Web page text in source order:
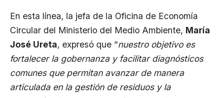
En esta línea, la jefa de la Oficina de Economía
Circular del Ministerio del Medio Ambiente, María
José Ureta, expresó que “nuestro objetivo es
fortalecer la gobernanza y facilitar diagnósticos
comunes que permitan avanzar de manera
articulada en la gestión de residuos y la